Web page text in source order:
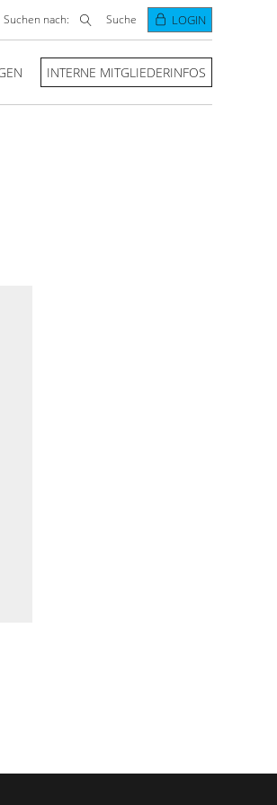
Suchen nach: Suche LOGIN
INTERNE MITGLIEDERINFOS